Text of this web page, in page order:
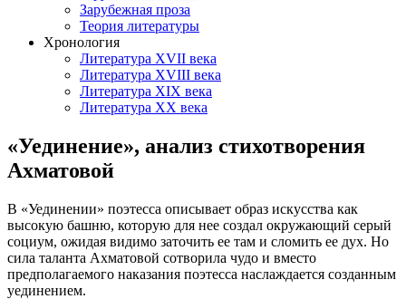
Зарубежная проза
Теория литературы
Хронология
Литература XVII века
Литература XVIII века
Литература XIX века
Литература XX века
«Уединение», анализ стихотворения
Ахматовой
В «Уединении» поэтесса описывает образ искусства как
высокую башню, которую для нее создал окружающий серый
социум, ожидая видимо заточить ее там и сломить ее дух. Но
сила таланта Ахматовой сотворила чудо и вместо
предполагаемого наказания поэтесса наслаждается созданным
уединением.